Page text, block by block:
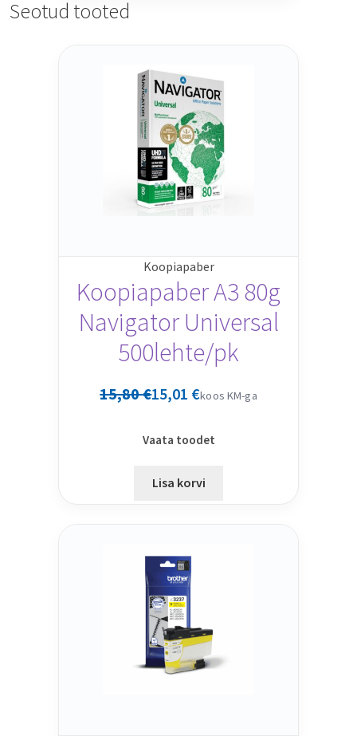
Seotud tooted
Koopiapaber
Koopiapaber A3 80g
Navigator Universal
500lehte/pk
15,80€15,01 €koos KM-ga
Vaata toodet
Lisa korvi